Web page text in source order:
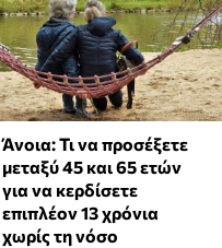
Άνοια: Τι να προσέξετε
μεταξύ 45 και 65 ετών
για να κερδίσετε
επιπλέον 13 χρόνια
χωρίς τη νόσο